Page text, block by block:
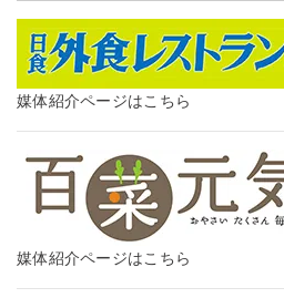
媒体紹介ページはこちら
媒体紹介ページはこちら